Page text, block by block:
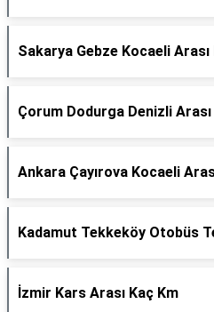
Sakarya Gebze Kocaeli Arası
Çorum Dodurga Denizli Arası
Ankara Çayırova Kocaeli
Kadamut Tekkeköy Otobüs
İzmir Kars Arası Kaç Km